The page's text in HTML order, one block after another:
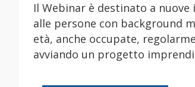
Il Webinar è destinato a
alle persone con background
età, anche occupate,
avviando un progetto